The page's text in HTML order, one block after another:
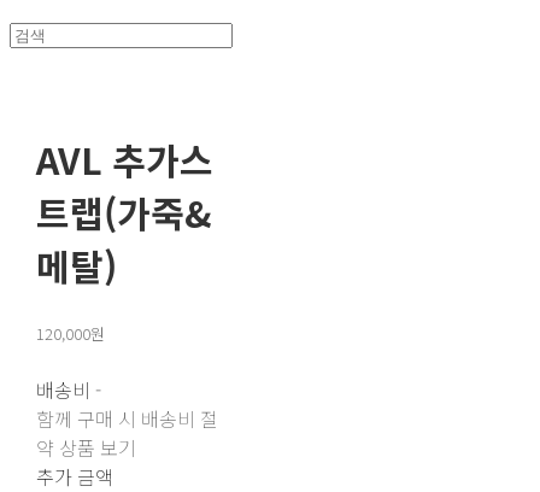
AVL 추가스
트랩(가죽&
메탈)
120,000원
배송비 -
함께 구매 시 배송비 절
약 상품 보기
추가 금액